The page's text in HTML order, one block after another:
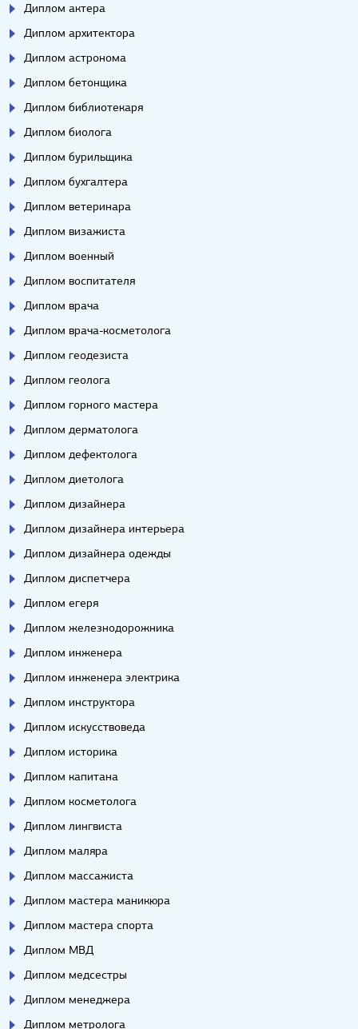
Диплом актера
Диплом архитектора
Диплом астронома
Диплом бетонщика
Диплом библиотекаря
Диплом биолога
Диплом бурильщика
Диплом бухгалтера
Диплом ветеринара
Диплом визажиста
Диплом военный
Диплом воспитателя
Диплом врача
Диплом врача-косметолога
Диплом геодезиста
Диплом геолога
Диплом горного мастера
Диплом дерматолога
Диплом дефектолога
Диплом диетолога
Диплом дизайнера
Диплом дизайнера интерьера
Диплом дизайнера одежды
Диплом диспетчера
Диплом егеря
Диплом железнодорожника
Диплом инженера
Диплом инженера электрика
Диплом инструктора
Диплом искусствоведа
Диплом историка
Диплом капитана
Диплом косметолога
Диплом лингвиста
Диплом маляра
Диплом массажиста
Диплом мастера маникюра
Диплом мастера спорта
Диплом МВД
Диплом медсестры
Диплом менеджера
Диплом метролога